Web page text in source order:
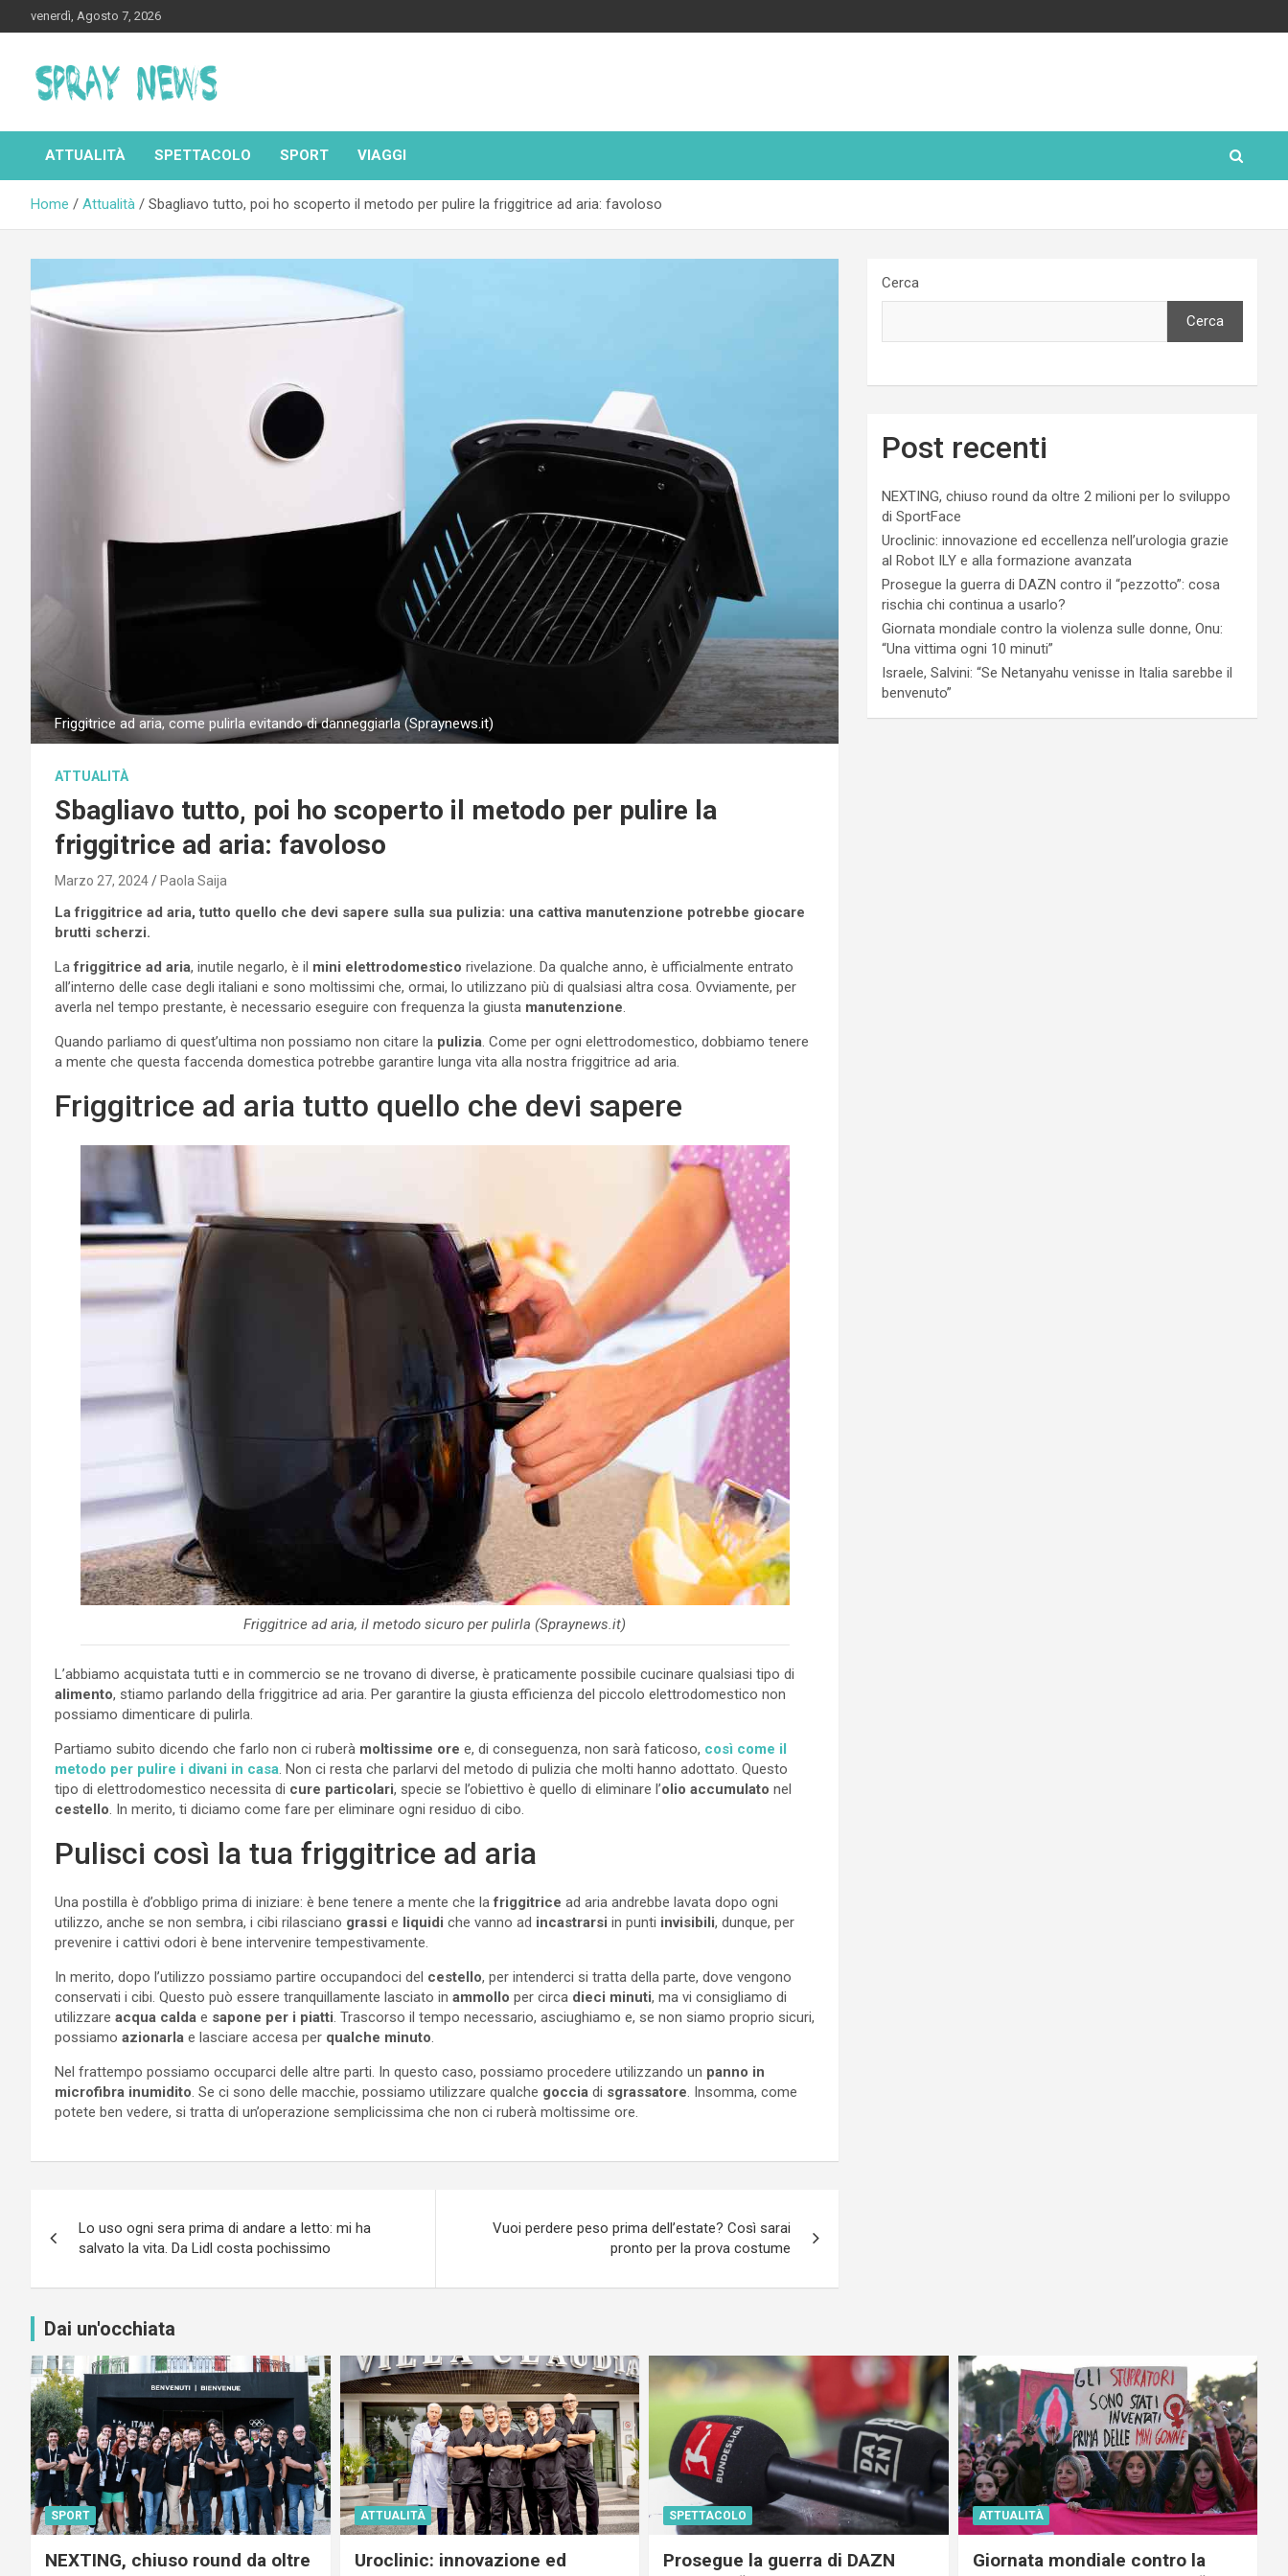
to
venerdì, Agosto 7, 2026
Spraynews.it
ATTUALITÀ SPETTACOLO SPORT VIAGGI
Home Attualità Sbagliavo tutto, poi ho scoperto il metodo per pulire la friggitrice ad aria: favoloso
Friggitrice ad aria, come pulirla evitando di danneggiarla (Spraynews.it)
ATTUALITÀ
Sbagliavo tutto, poi ho scoperto il metodo per pulire la
friggitrice ad aria: favoloso
Marzo 27, 2024 Paola Saija
La friggitrice ad aria, tutto quello che devi sapere sulla sua pulizia: una cattiva manutenzione potrebbe giocare
brutti scherzi.
Lafriggitrice ad aria, inutile negarlo, è il mini elettrodomestico rivelazione. Da qualche anno, è ufficialmente entrato
all’interno delle case degli italiani e sono moltissimi che, ormai, lo utilizzano più di qualsiasi altra cosa. Ovviamente, per
averla nel tempo prestante, è necessario eseguire con frequenza la giusta manutenzione
Quando parliamo di quest’ultima non possiamo non citare la pulizia . Come per ogni elettrodomestico, dobbiamo tenere
a mente che questa faccenda domestica potrebbe garantire lunga vita alla nostra friggitrice ad aria.
Friggitrice ad aria tutto quello che devi sapere
Friggitrice ad aria, il metodo sicuro per pulirla (Spraynews.it)
L’abbiamo acquistata tutti e in commercio se ne trovano di diverse, è praticamente possibile cucinare qualsiasi tipo di
alimento, stiamo parlando della friggitrice ad aria. Per garantire la giusta efficienza del piccolo elettrodomestico non
possiamo dimenticare di pulirla.
Partiamo subito dicendo che farlo non ci ruberà moltissime ore e, di conseguenza, non sarà faticoso, così come il
metodo per pulire i divani in casa . Non ci resta che parlarvi del metodo di pulizia che molti hanno adottato. Questo
tipo di elettrodomestico necessita di cure particolari, specie se l’obiettivo è quello di eliminare l’olio accumulato nel
cestello . In merito, ti diciamo come fare per eliminare ogni residuo di cibo.
Pulisci così la tua friggitrice ad aria
Una postilla è d’obbligo prima di iniziare: è bene tenere a mente che lafriggitrice ad aria andrebbe lavata dopo ogni
utilizzo, anche se non sembra, i cibi rilasciano grassi e liquidi che vanno ad incastrarsi in punti invisibili, dunque, per
prevenire i cattivi odori è bene intervenire tempestivamente.
In merito, dopo l’utilizzo possiamo partire occupandoci del cestello, per intenderci si tratta della parte, dove vengono
conservati i cibi. Questo può essere tranquillamente lasciato in ammollo per circa dieci minuti, ma vi consigliamo di
utilizzare acqua calda e sapone per i piatti . Trascorso il tempo necessario, asciughiamo e, se non siamo proprio sicuri,
possiamo azionarla e lasciare accesa per qualche minuto
Nel frattempo possiamo occuparci delle altre parti. In questo caso, possiamo procedere utilizzando un panno in
microfibra inumidito . Se ci sono delle macchie, possiamo utilizzare qualche goccia di sgrassatore . Insomma, come
potete ben vedere, si tratta di un’operazione semplicissima che non ci ruberà moltissime ore.
articoli
Lo uso ogni sera prima di andare a letto: mi ha
salvato la vita. Da Lidl costa pochissimo
Vuoi perdere peso prima dell’estate? Così sarai
pronto per la prova costume
Cerca
Cerca
Post recenti
NEXTING, chiuso round da oltre 2 milioni per lo sviluppo
di SportFace
Uroclinic: innovazione ed eccellenza nell’urologia grazie
al Robot ILY e alla formazione avanzata
Prosegue la guerra di DAZN contro il “pezzotto”: cosa
rischia chi continua a usarlo?
Giornata mondiale contro la violenza sulle donne, Onu:
“Una vittima ogni 10 minuti”
Israele, Salvini: “Se Netanyahu venisse in Italia sarebbe il
benvenuto”
Dai un'occhiata
SPORT
NEXTING, chiuso round da oltre
ATTUALITÀ
Uroclinic: innovazione ed
SPETTACOLO
Prosegue la guerra di DAZN
ATTUALITÀ
Giornata mondiale contro la